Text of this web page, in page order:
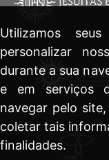
Utilizamos
personalizar
durante a sua
e em serviços
navegar pelo
coletar tais
finalidades.